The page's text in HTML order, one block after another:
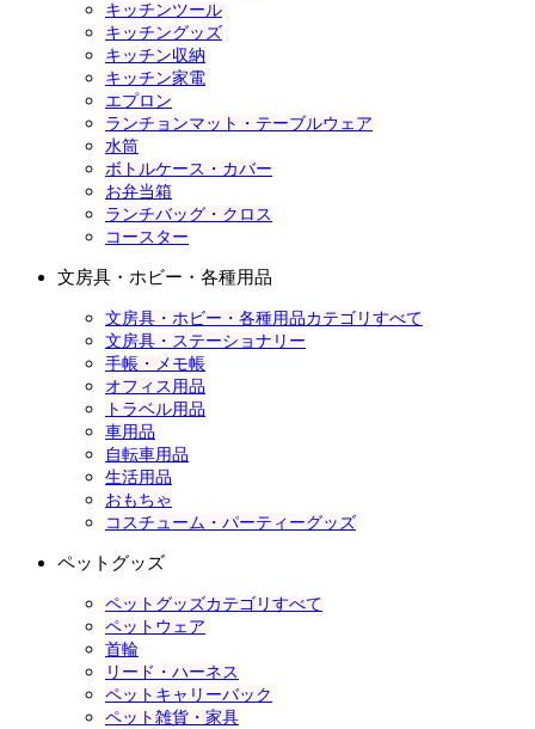
キッチンツール
キッチングッズ
キッチン収納
キッチン家電
エプロン
ランチョンマット・テーブルウェア
水筒
ボトルケース・カバー
お弁当箱
ランチバッグ・クロス
コースター
文房具・ホビー・各種用品
文房具・ホビー・各種用品カテゴリすべて
文房具・ステーショナリー
手帳・メモ帳
オフィス用品
トラベル用品
車用品
自転車用品
生活用品
おもちゃ
コスチューム・パーティーグッズ
ペットグッズ
ペットグッズカテゴリすべて
ペットウェア
首輪
リード・ハーネス
ペットキャリーバック
ペット雑貨・家具